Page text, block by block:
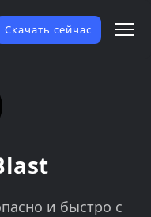
Скачать сейчас
и быстро с